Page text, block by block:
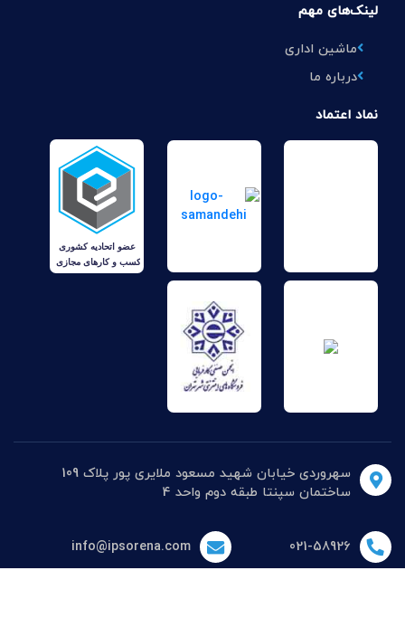
لینک‌های مهم
ماشین اداری
درباره ما
نماد اعتماد
سهروردی خیابان شهید مسعود ملایری پور پلاک 109
ساختمان سپنتا طبقه دوم واحد 4
021-58926
info@ipsorena.com